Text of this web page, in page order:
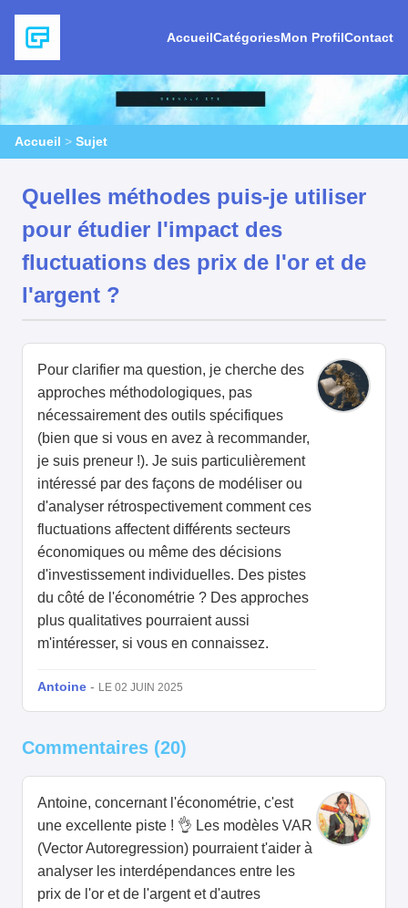
AccueilCatégoriesMon ProfilContact
Accueil > Sujet
Quelles méthodes puis-je utiliser
pour étudier l'impact des
fluctuations des prix de l'or et de
l'argent ?
Pour clarifier ma question, je cherche des
approches méthodologiques, pas
nécessairement des outils spécifiques
(bien que si vous en avez à recommander,
je suis preneur !). Je suis particulièrement
intéressé par des façons de modéliser ou
d'analyser rétrospectivement comment ces
fluctuations affectent différents secteurs
économiques ou même des décisions
d'investissement individuelles. Des pistes
du côté de l'économétrie ? Des approches
plus qualitatives pourraient aussi
m'intéresser, si vous en connaissez.
Antoine - LE 02 JUIN 2025
Commentaires (20)
Antoine, concernant l'économétrie, c'est
une excellente piste ! 👌 Les modèles VAR
(Vector Autoregression) pourraient t'aider à
analyser les interdépendances entre les
prix de l'or et de l'argent et d'autres